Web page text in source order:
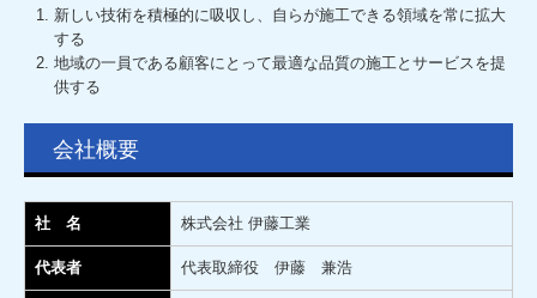
プライバシーポリシー
新しい技術を積極的に吸収し、自らが施工できる領域を常に拡大
する
地域の一員である顧客にとって最適な品質の施工とサービスを提
供する
会社概要
社 名 株式会社 伊藤工業
代表者 代表取締役 伊藤 兼浩